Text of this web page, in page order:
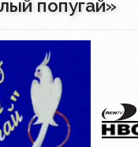
попугай»